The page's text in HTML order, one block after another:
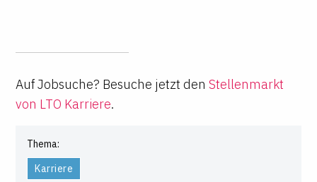
Auf Jobsuche? Besuche jetzt den Stellenmarkt
von LTO Karriere.
Thema:
Karriere